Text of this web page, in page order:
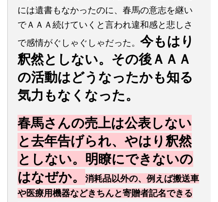
には遺書もなかったのに、春馬の意志を継い
でＡＡＡ続けていくと言われ違和感と悲しさ
で感情がぐしゃぐしゃだった。 今もはり
釈然としない。その後ＡＡＡ
の活動はどうなったかも知る
気力もなくなった。
春馬さんの売上は公表しない
と去年告げられ、やはり釈然
としない。明瞭にできないの
はなぜか。
消耗品以外の、例えば搬送車
や医療用機器などきちんと寄贈者記名できる